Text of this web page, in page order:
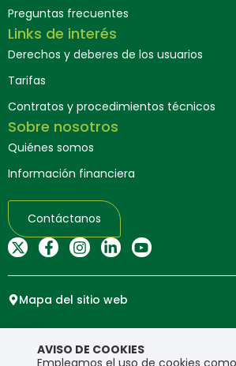
Preguntas frecuentes
Links de interés
Derechos y deberes de los usuarios
Tarifas
Contratos y procedimientos técnicos
Sobre nosotros
Quiénes somos
Información financiera
Contáctanos
Mapa del sitio web
Política de privacidad
AVISO DE COOKIES
Empleamos el uso de cookies